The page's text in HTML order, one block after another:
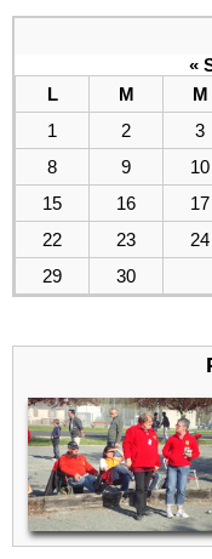
«
L
M M
1
2 3
8
9 10
15
16 17
22
23 24
29
30